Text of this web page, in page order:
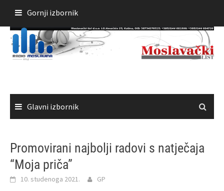
sadržaja
Gornji izbornik
Glavni izbornik
Promovirani najbolji radovi s natječaja
“Moja priča”
10. studenoga 2021. GP